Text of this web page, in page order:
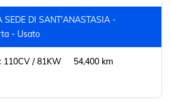
SEDE DI SANT'ANASTASIA -
- Usato
110CV / 81KW
54,400 km